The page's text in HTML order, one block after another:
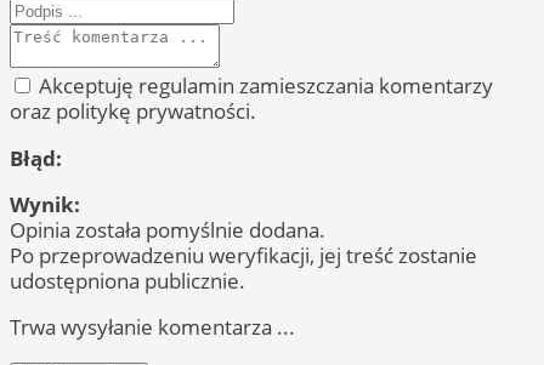
Akceptuję regulamin zamieszczania komentarzy
oraz politykę prywatności.
Błąd:
Wynik:
Opinia została pomyślnie dodana.
Po przeprowadzeniu weryfikacji, jej treść zostanie
udostępniona publicznie.
Trwa wysyłanie komentarza ...